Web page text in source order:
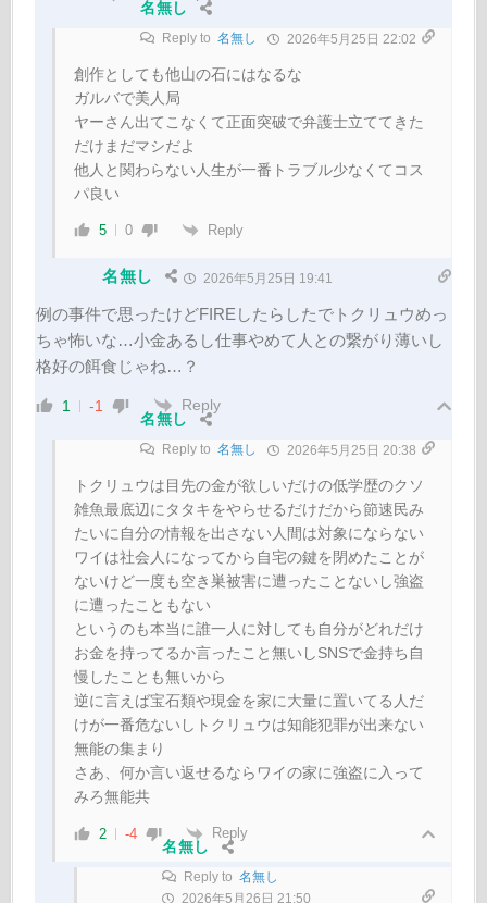
名無し
Reply to 名無し 2026年5月25日 22:02
創作としても他山の石にはなるな
ガルバで美人局
ヤーさん出てこなくて正面突破で弁護士立ててきた
だけまだマシだよ
他人と関わらない人生が一番トラブル少なくてコス
パ良い
5 0 Reply
名無し 2026年5月25日 19:41
例の事件で思ったけどFIREしたらしたでトクリュウめっ
ちゃ怖いな…小金あるし仕事やめて人との繋がり薄いし
格好の餌食じゃね…？
1 -1
Reply
名無し
Reply to 名無し 2026年5月25日 20:38
トクリュウは目先の金が欲しいだけの低学歴のクソ
雑魚最底辺にタタキをやらせるだけだから節速民み
たいに自分の情報を出さない人間は対象にならない
ワイは社会人になってから自宅の鍵を閉めたことが
ないけど一度も空き巣被害に遭ったことないし強盗
に遭ったこともない
というのも本当に誰一人に対しても自分がどれだけ
お金を持ってるか言ったこと無いしSNSで金持ち自
慢したことも無いから
逆に言えば宝石類や現金を家に大量に置いてる人だ
けが一番危ないしトクリュウは知能犯罪が出来ない
無能の集まり
さあ、何か言い返せるならワイの家に強盗に入って
みろ無能共
2 -4 Reply
名無し
Reply to 名無し
2026年5月26日 21:50